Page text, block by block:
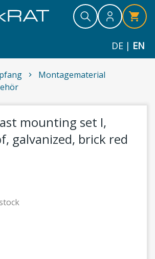
Search
Search
Search
DE | EN
Montagematerial
mounting set I, twist-proof,
mounting set I,
galvanized, brick red